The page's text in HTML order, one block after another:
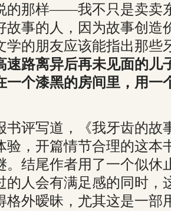
的那样——我不只是卖卖
故事的人，因为故事创造
学的朋友应该能指出那些
速路离异后再未见面的儿
一个漆黑的房间里，用一
书评写道，《我牙齿的故
验，开篇情节合理的这本
。结尾作者用了一个似休
的人会有满足感的同时，
格外暧昧，尤其这是一部